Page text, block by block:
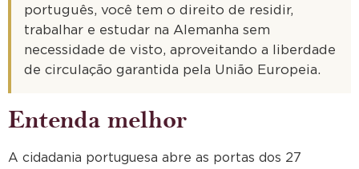
português, você tem o direito de residir,
trabalhar e estudar na Alemanha sem
necessidade de visto, aproveitando a liberdade
de circulação garantida pela União Europeia.
Entenda melhor
A cidadania portuguesa abre as portas dos 27